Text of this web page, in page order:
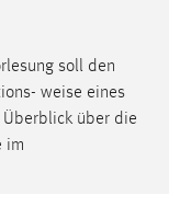
soll den
weise eines
über die
im